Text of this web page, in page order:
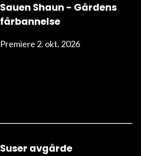
Sauen Shaun - Gårdens
fårbannelse
Premiere 2. okt. 2026
Suser avgårde